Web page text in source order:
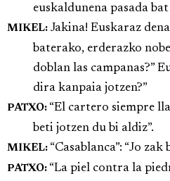
euskaldunena pasada bat
MIKEL: Jakina! Euskaraz
baterako, erderazko
doblan las campanas?”
dira kanpaia jotzen?”
PATXO: “El cartero siempre
beti jotzen du bi aldiz”.
MIKEL: “Casablanca”: “Jo zak
PATXO: “La piel contra la